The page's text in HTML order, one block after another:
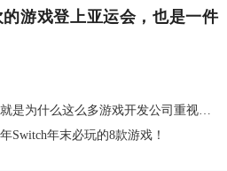
游戏登上亚运会，也是一件
上一篇：游戏音乐的价值，这就是为什么这么多游戏开发公司重视游戏音乐了
Switch年末必玩的8款游戏！